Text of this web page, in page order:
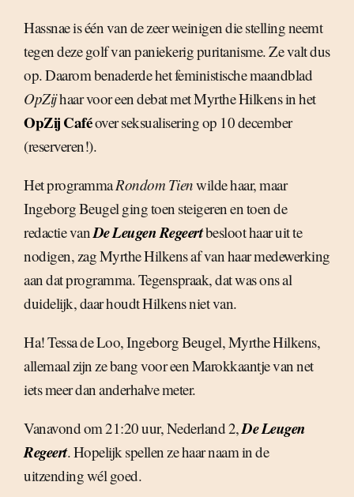
Hassnae is één van de zeer weinigen die stelling neemt
tegen deze golf van paniekerig puritanisme. Ze valt dus
op. Daarom benaderde het feministische maandblad
OpZijhaar voor een debat met Myrthe Hilkens in het
OpZij Caféover seksualisering op 10 december
(reserveren!).
Het programmaRondom Tienwilde haar, maar
Ingeborg Beugel ging toen steigeren en toen de
redactie vanDe Leugen Regeertbesloot haar uit te
nodigen, zag Myrthe Hilkens af van haar medewerking
aan dat programma. Tegenspraak, dat was ons al
duidelijk, daar houdt Hilkens niet van.
Ha! Tessa de Loo, Ingeborg Beugel, Myrthe Hilkens,
allemaal zijn ze bang voor een Marokkaantje van net
iets meer dan anderhalve meter.
Vanavond om 21:20 uur, Nederland 2,De Leugen
Regeert. Hopelijk spellen ze haar naam in de
uitzending wél goed.